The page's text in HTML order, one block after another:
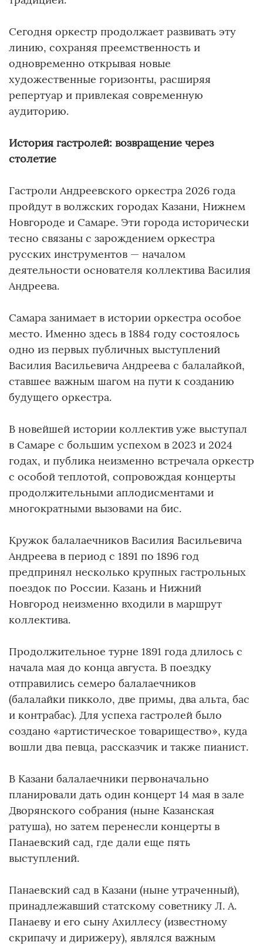
Сегодня оркестр продолжает развивать эту
линию, сохраняя преемственность и
одновременно открывая новые
художественные горизонты, расширяя
репертуар и привлекая современную
аудиторию.
История гастролей: возвращение через
столетие
Гастроли Андреевского оркестра 2026 года
пройдут в волжских городах Казани, Нижнем
Новгороде и Самаре. Эти города исторически
тесно связаны с зарождением оркестра
русских инструментов — началом
деятельности основателя коллектива Василия
Андреева.
Самара занимает в истории оркестра особое
место. Именно здесь в 1884 году состоялось
одно из первых публичных выступлений
Василия Васильевича Андреева с балалайкой,
ставшее важным шагом на пути к созданию
будущего оркестра.
В новейшей истории коллектив уже выступал
в Самаре с большим успехом в 2023 и 2024
годах, и публика неизменно встречала оркестр
с особой теплотой, сопровождая концерты
продолжительными аплодисментами и
многократными вызовами на бис.
Кружок балалаечников Василия Васильевича
Андреева в период с 1891 по 1896 год
предпринял несколько крупных гастрольных
поездок по России. Казань и Нижний
Новгород неизменно входили в маршрут
коллектива.
Продолжительное турне 1891 года длилось с
начала мая до конца августа. В поездку
отправились семеро балалаечников
(балалайки пикколо, две примы, два альта, бас
и контрабас). Для успеха гастролей было
создано «артистическое товарищество», куда
вошли два певца, рассказчик и также пианист.
В Казани балалаечники первоначально
планировали дать один концерт 14 мая в зале
Дворянского собрания (ныне Казанская
ратуша), но затем перенесли концерты в
Панаевский сад, где дали еще пять
выступлений.
Панаевский сад в Казани (ныне утраченный),
принадлежавший статскому советнику Л. А.
Панаеву и его сыну Ахиллесу (известному
скрипачу и дирижеру), являлся важным